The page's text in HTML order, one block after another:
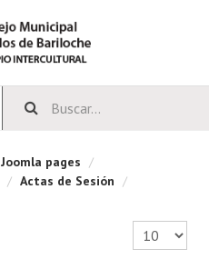
Joomla pages /
/ Actas de Sesión /
Cantidad a